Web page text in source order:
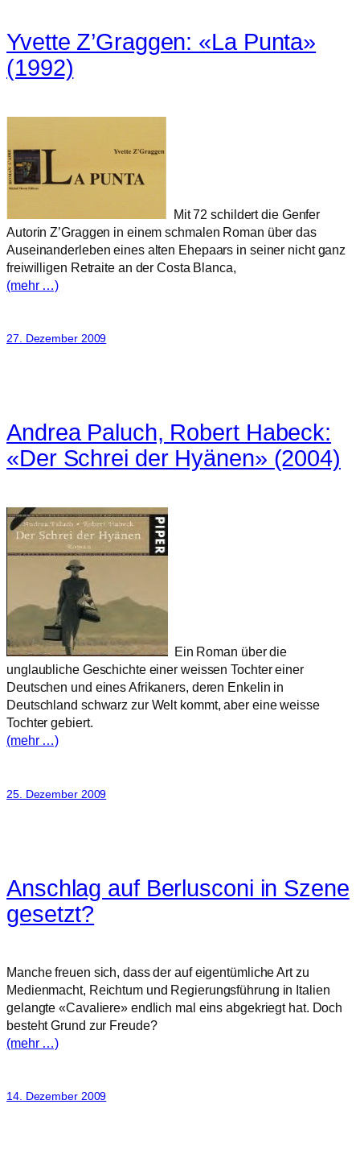
Yvette Z’Graggen: «La Punta»
(1992)
Mit 72 schildert die Genfer
Autorin Z’Graggen in einem schmalen Roman über das
Auseinanderleben eines alten Ehepaars in seiner nicht ganz
freiwilligen Retraite an der Costa Blanca,
(mehr …)
27. Dezember 2009
Andrea Paluch, Robert Habeck:
«Der Schrei der Hyänen» (2004)
Ein Roman über die
unglaubliche Geschichte einer weissen Tochter einer
Deutschen und eines Afrikaners, deren Enkelin in
Deutschland schwarz zur Welt kommt, aber eine weisse
Tochter gebiert.
(mehr …)
25. Dezember 2009
Anschlag auf Berlusconi in Szene
gesetzt?
Manche freuen sich, dass der auf eigentümliche Art zu
Medienmacht, Reichtum und Regierungsführung in Italien
gelangte «Cavaliere» endlich mal eins abgekriegt hat. Doch
besteht Grund zur Freude?
(mehr …)
14. Dezember 2009